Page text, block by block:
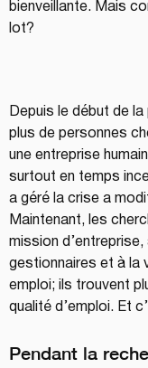
bienveillante. Mais
lot?
Depuis le début de
plus de personnes
une entreprise
surtout en temps
a géré la crise a
Maintenant, les
mission
gestionnaires et à la
emploi; ils trouvent
qualité d’emploi. Et
Pendant la